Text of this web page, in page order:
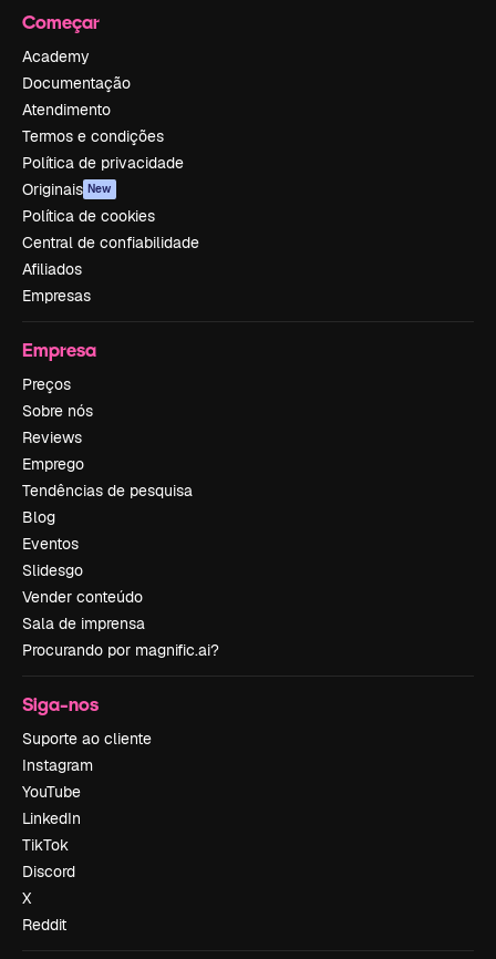
Começar
Academy
Documentação
Atendimento
Termos e condições
Política de privacidade
Originais New
Política de cookies
Central de confiabilidade
Afiliados
Empresas
Empresa
Preços
Sobre nós
Reviews
Emprego
Tendências de pesquisa
Blog
Eventos
Slidesgo
Vender conteúdo
Sala de imprensa
Procurando por magnific.ai?
Siga-nos
Suporte ao cliente
Instagram
YouTube
LinkedIn
TikTok
Discord
X
Reddit